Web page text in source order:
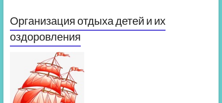
Организация отдыха детей и их
оздоровления